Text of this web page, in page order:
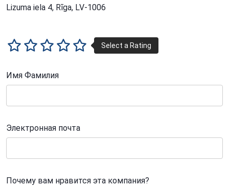
Lizuma iela 4, Rīga, LV-1006
Имя Фамилия
Электронная почта
Почему вам нравится эта компания?